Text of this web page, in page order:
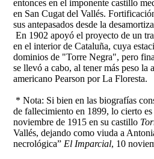
entonces en el imponente castillo
en San Cugat del Vallés.
sus antepasados desde la
En 1902 apoyó el proyecto de un
en el interior de Cataluña, cuya
dominios de "Torre Negra", pero
se llevó a cabo, al tener más peso la
americano Pearson por La Floresta.
* Nota: Si bien en las biografías
de fallecimiento en 1899, lo cierto
noviembre de 1915 en su castillo
Vallés, dejando como viuda a
necrológica” El Imparcial, 10